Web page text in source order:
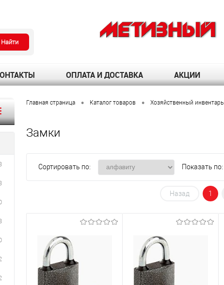
Найти
ОПЛАТА И ДОСТАВКА АКЦИИ
Главная страница • Каталог товаров • Хозяйственный инвентарь
Замки
Сортировать по: Показать по:
Назад 1